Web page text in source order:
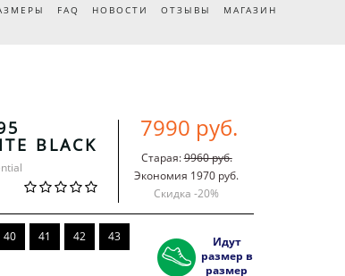
FAQ НОВОСТИ ОТЗЫВЫ МАГАЗИН
BLACK
7990 руб.
Старая:9960 руб.
Экономия 1970 руб.
Скидка -20%
40 41 42 43
Идут
размер в
размер